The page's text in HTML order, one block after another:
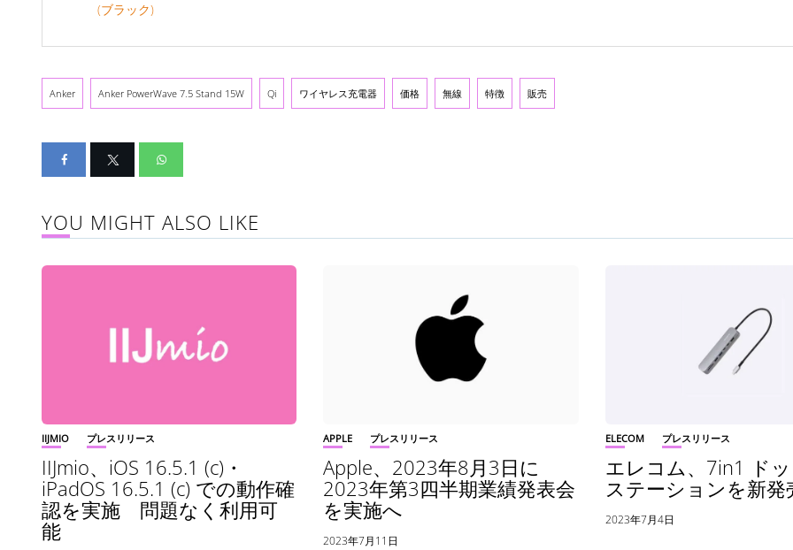
(ブラック)
Anker Anker PowerWave 7.5 Stand 15W Qi ワイヤレス充電器 価格 無線 特徴 販売
YOU MIGHT ALSO LIKE
IIJMIO プレスリリース
IIJmio、iOS 16.5.1 (c)・
iPadOS 16.5.1 (c) での動作確
認を実施 問題なく利用可
能
APPLE プレスリリース
Apple、2023年8月3日に
2023年第3四半期業績発表会
を実施へ
2023年7月11日
ELECOM プレスリリース
エレコム、7in1 ド
ステーションを新発
2023年7月4日